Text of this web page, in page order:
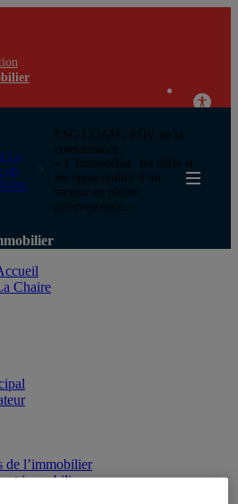
La
en
ESG UQAM | RDV de la
connaissance
« L’immobilier: les défis et
les opportunités d’un
secteur en pleine
effervescence. »
Chaire
de l’immobilier
et immobilier